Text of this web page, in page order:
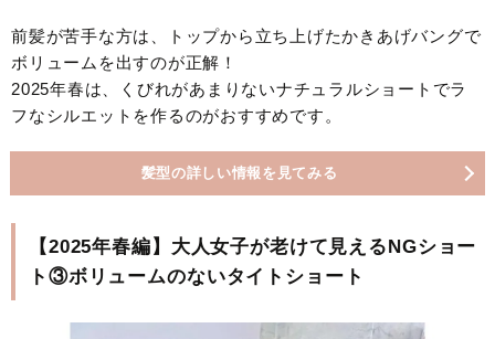
前髪が苦手な方は、トップから立ち上げたかきあげバングで
ボリュームを出すのが正解！
2025年春は、くびれがあまりないナチュラルショートでラ
フなシルエットを作るのがおすすめです。
髪型の詳しい情報を見てみる
【2025年春編】大人女子が老けて見えるNGショー
ト③ボリュームのないタイトショート